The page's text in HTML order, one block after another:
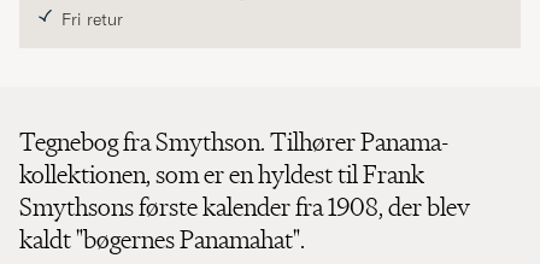
Fri retur
Tegnebog fra Smythson. Tilhører Panama-
kollektionen, som er en hyldest til Frank
Smythsons første kalender fra 1908, der blev
kaldt "bøgernes Panamahat".